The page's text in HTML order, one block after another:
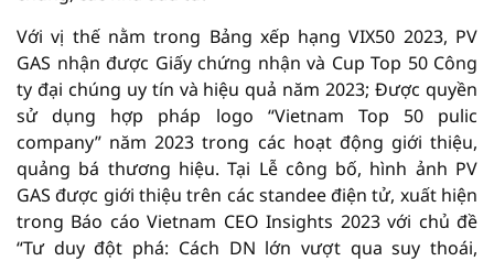
Với vị thế nằm trong Bảng xếp hạng VIX50 2023, PV
GAS nhận được Giấy chứng nhận và Cup Top 50 Công
ty đại chúng uy tín và hiệu quả năm 2023; Được quyền
sử dụng hợp pháp logo “Vietnam Top 50 pulic
company” năm 2023 trong các hoạt động giới thiệu,
quảng bá thương hiệu. Tại Lễ công bố, hình ảnh PV
GAS được giới thiệu trên các standee điện tử, xuất hiện
trong Báo cáo Vietnam CEO Insights 2023 với chủ đề
“Tư duy đột phá: Cách DN lớn vượt qua suy thoái,